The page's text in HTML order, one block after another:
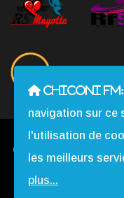
Copyright © 2013 -
CHICONI FM:
navigation sur ce
l'utilisation de
les meilleurs
plus...